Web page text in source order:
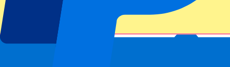
Fußballligen
Champions League
Premier League
Serie A